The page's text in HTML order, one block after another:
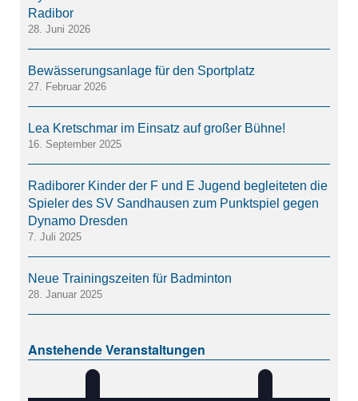
Radibor
28. Juni 2026
Bewässerungsanlage für den Sportplatz
27. Februar 2026
Lea Kretschmar im Einsatz auf großer Bühne!
16. September 2025
Radiborer Kinder der F und E Jugend begleiteten die
Spieler des SV Sandhausen zum Punktspiel gegen
Dynamo Dresden
7. Juli 2025
Neue Trainingszeiten für Badminton
28. Januar 2025
Anstehende Veranstaltungen